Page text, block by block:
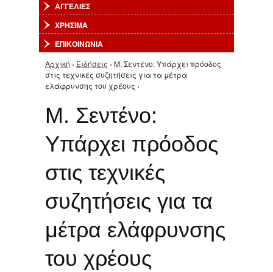
ΑΓΓΕΛΙΕΣ
ΧΡΗΣΙΜΑ
ΕΠΙΚΟΙΝΩΝΙΑ
Είστε εδώ
Αρχική › Ειδήσεις › Μ. Σεντένο: Υπάρχει πρόοδος
στις τεχνικές συζητήσεις για τα μέτρα
ελάφρυνσης του χρέους ›
Μ. Σεντένο:
Υπάρχει πρόοδος
στις τεχνικές
συζητήσεις για τα
μέτρα ελάφρυνσης
του χρέους